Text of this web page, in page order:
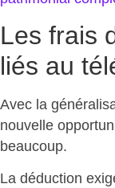
Les frais
liés au
Avec la
nouvelle
beaucoup.
La déduction